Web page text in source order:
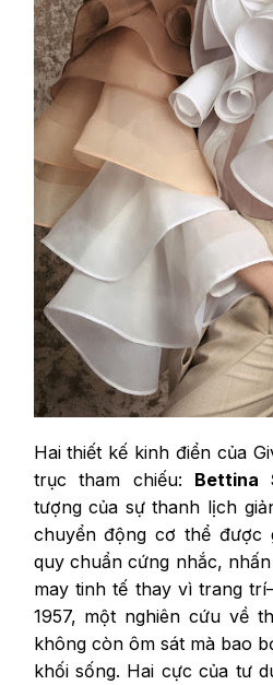
Hai thiết kế kinh điển của
trục tham chiếu: Bettina
tượng của sự thanh lịch
chuyển động cơ thể được
quy chuẩn cứng nhắc,
may tinh tế thay vì trang
1957, một nghiên cứu về
không còn ôm sát mà bao
khối sống. Hai cực của tư